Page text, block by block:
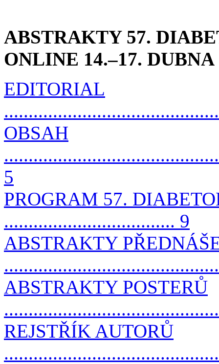
ABSTRAKTY 57.
ONLINE 14.–17. DUBNA
EDITORIAL
OBSAH
5
PROGRAM 57.
................................... 9
ABSTRAKTY
ABSTRAKTY POSTERŮ
REJSTŘÍK AUTORŮ